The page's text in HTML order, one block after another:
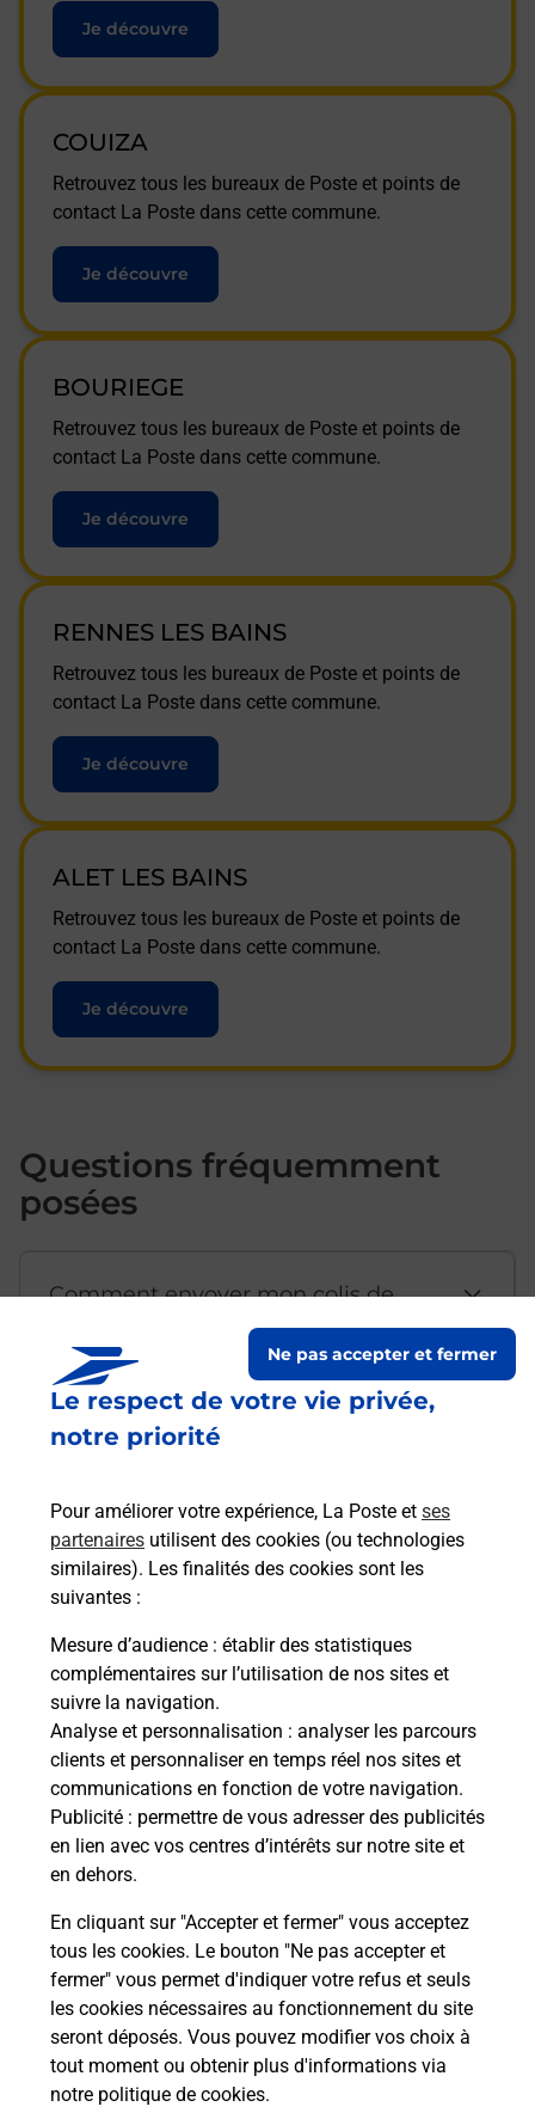
Le respect de votre vie privée,
notre priorité
Pour améliorer votre expérience, La Poste et ses
partenaires utilisent des cookies (ou technologies
similaires). Les finalités des cookies sont les
suivantes :
Mesure d’audience : établir des statistiques
complémentaires sur l’utilisation de nos sites et
suivre la navigation.
Analyse et personnalisation : analyser les parcours
clients et personnaliser en temps réel nos sites et
communications en fonction de votre navigation.
Publicité : permettre de vous adresser des publicités
en lien avec vos centres d’intérêts sur notre site et
en dehors.
En cliquant sur "Accepter et fermer" vous acceptez
tous les cookies. Le bouton "Ne pas accepter et
fermer" vous permet d'indiquer votre refus et seuls
les cookies nécessaires au fonctionnement du site
seront déposés. Vous pouvez modifier vos choix à
tout moment ou obtenir plus d'informations via
notre politique de cookies.
Ne pas accepter et fermer
Je découvre
COUIZA
Retrouvez tous les bureaux de Poste et points de
contact La Poste dans cette commune.
Je découvre
BOURIEGE
Retrouvez tous les bureaux de Poste et points de
contact La Poste dans cette commune.
Je découvre
RENNES LES BAINS
Retrouvez tous les bureaux de Poste et points de
contact La Poste dans cette commune.
Je découvre
ALET LES BAINS
Retrouvez tous les bureaux de Poste et points de
contact La Poste dans cette commune.
Je découvre
Questions fréquemment
posées
Comment envoyer mon colis de
Est-il possible d’acheter un
emballage directement depuis un
Comment demander une
modification de livraison ?
Comment La Poste participe-t-elle
à votre sécurité au quotidien ?
Puis-je passer mon code de la route
avec La Poste et sous quelles
conditions ?
Localiser Liste Aude CAMPAGNE SUR AUDE